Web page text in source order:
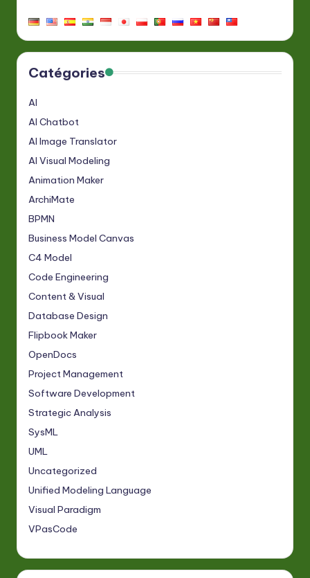
Catégories
AI
AI Chatbot
AI Image Translator
AI Visual Modeling
Animation Maker
ArchiMate
BPMN
Business Model Canvas
C4 Model
Code Engineering
Content & Visual
Database Design
Flipbook Maker
OpenDocs
Project Management
Software Development
Strategic Analysis
SysML
UML
Uncategorized
Unified Modeling Language
Visual Paradigm
VPasCode